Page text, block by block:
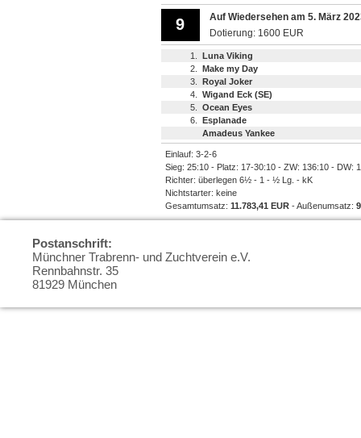
9
Auf Wiedersehen am 5. März
Dotierung: 1600 EUR
1.
Luna Viking
2.
Make my Day
3.
Royal Joker
4.
Wigand Eck (SE)
5.
Ocean Eyes
6.
Esplanade
Amadeus Yankee
Einlauf: 3-2-6
Sieg: 25:10 - Platz: 17-30:10 - ZW: 136:10 - DW:
Richter: überlegen 6½ - 1 - ½ Lg. - kK
Nichtstarter: keine
Gesamtumsatz: 11.783,41 EUR - Außenumsatz:
Postanschrift:
Münchner Trabrenn- und Zuchtverein e.V.
Rennbahnstr. 35
81929 München